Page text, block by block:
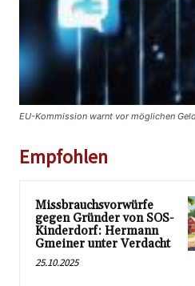
EU-Kommission warnt vor möglichen
Empfohlen
Missbrauchsvorwürfe
gegen Gründer von SOS-
Kinderdorf: Hermann
Gmeiner unter Verdacht
25.10.2025